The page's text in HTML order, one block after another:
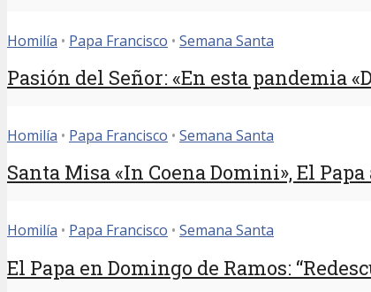
Homilía • Papa Francisco • Semana Santa
Pasión del Señor: «En esta pandemia
Homilía • Papa Francisco • Semana Santa
Santa Misa «In Coena Domini», El
Homilía • Papa Francisco • Semana Santa
El Papa en Domingo de Ramos: